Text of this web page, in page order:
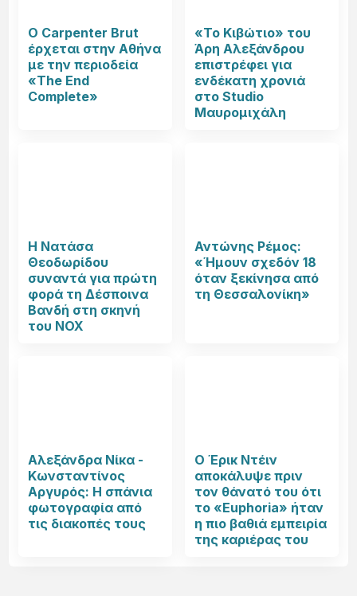
Ο Carpenter Brut
έρχεται στην Αθήνα
με την περιοδεία
«The End
Complete»
«Το Κιβώτιο» του
Άρη Αλεξάνδρου
επιστρέφει για
ενδέκατη χρονιά
στο Studio
Μαυρομιχάλη
Η Νατάσα
Θεοδωρίδου
συναντά για πρώτη
φορά τη Δέσποινα
Βανδή στη σκηνή
του NOX
Αντώνης Ρέμος:
«Ήμουν σχεδόν 18
όταν ξεκίνησα από
τη Θεσσαλονίκη»
Αλεξάνδρα Νίκα -
Κωνσταντίνος
Αργυρός: Η σπάνια
φωτογραφία από
τις διακοπές τους
Ο Έρικ Ντέιν
αποκάλυψε πριν
τον θάνατό του ότι
το «Euphoria» ήταν
η πιο βαθιά εμπειρία
της καριέρας του